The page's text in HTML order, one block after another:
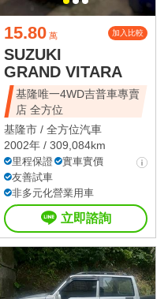
15.80 萬 加入比較
SUZUKI
GRAND VITARA
基隆唯一4WD吉普車專賣
店 全方位
基隆市 / 全方位汽車
2002年 / 309,084km
里程保證
實車實價
友善試車
非多元化營業用車
立即諮詢